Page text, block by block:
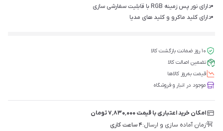
دارای نور پس زمینه RGB با قابلیت سفارشی سازی
دارای کلید ماکرو و کلید های مدیا
۱۰ روز ضمانت بازگشت کالا
تضمین اصالت کالا
قیمت‌ به‌روز کالاها
موجود در انبار و فروشگاه
امکان خرید اعتباری با قیمت ۷٬۸۳۰٬۰۰۰ تومان
زمان آماده سازی و ارسال:۴ ساعت کاری